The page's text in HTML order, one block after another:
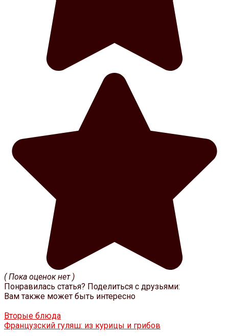
( Пока оценок нет )
Понравилась статья? Поделиться с друзьями:
Вам также может быть интересно
Вторые блюда
Французский гуляш: из курицы и грибов